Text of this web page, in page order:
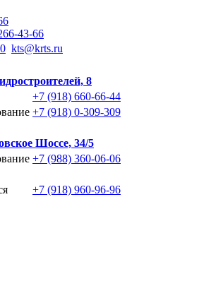
43-66
kts@krts.ru
8
+7 (918) 660-66-44
+7 (918) 0-309-309
Шоссе, 34/5
+7 (988) 360-06-06
+7 (918) 960-96-96